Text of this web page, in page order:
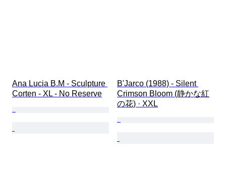
Ana Lucia B.M - Sculpture
Corten - XL - No Reserve
B'Jarco (1988) - Silent
Crimson Bloom (静かな紅
の花) · XXL